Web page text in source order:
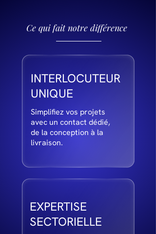
Ce qui fait notre différence
Simplifiez vos projets
avec un contact dédié,
de la conception à la
livraison.
INTERLOCUTEUR
UNIQUE
EXPERTISE
SECTORIELLE